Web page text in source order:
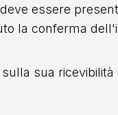
essere
la conferma
sua